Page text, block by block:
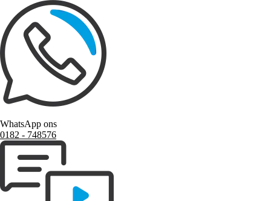
WhatsApp ons
0182 ‑ 748576